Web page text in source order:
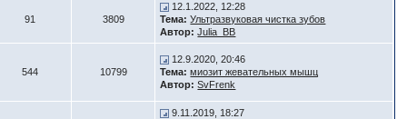
91 3809
12.1.2022, 12:28
Тема: Ультразвуковая чистка зубов
Автор: Julia_BB
544 10799
12.9.2020, 20:46
Тема: миозит жевательных мышц
Автор: SvFrenk
9.11.2019, 18:27